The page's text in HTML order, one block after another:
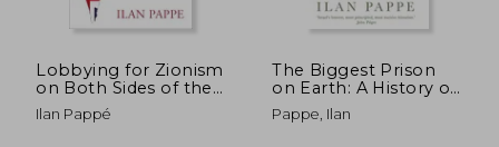
Lobbying for Zionism
on Both Sides of the
Atlantic (en Inglés)
Ilan Pappé
The Biggest Prison
on Earth: A History of
Gaza and the
Occupied Territories
Pappe, Ilan